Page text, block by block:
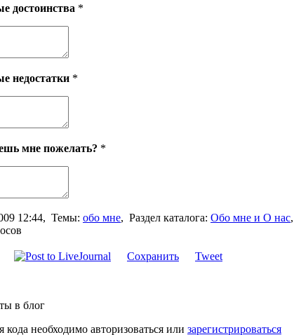
достоинства *
недостатки *
мне пожелать? *
12:44, Темы: обо мне, Раздел каталога: Обо мне и О нас,
Сохранить Tweet
в блог
кода необходимо авторизоваться или зарегистрироваться